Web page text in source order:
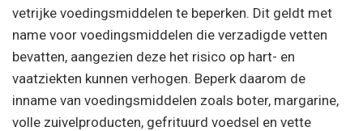
vetrijke voedingsmiddelen te beperken. Dit geldt met
name voor voedingsmiddelen die verzadigde vetten
bevatten, aangezien deze het risico op hart- en
vaatziekten kunnen verhogen. Beperk daarom de
inname van voedingsmiddelen zoals boter, margarine,
volle zuivelproducten, gefrituurd voedsel en vette